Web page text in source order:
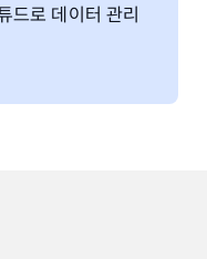
드로 데이터 관리